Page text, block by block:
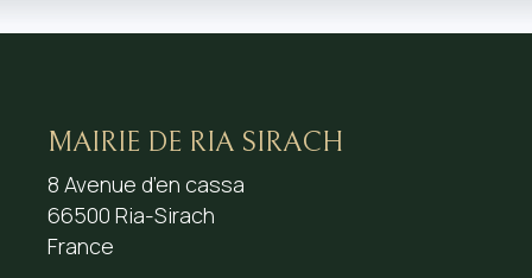
MAIRIE DE RIA SIRACH
8 Avenue d’en cassa
66500 Ria-Sirach
France